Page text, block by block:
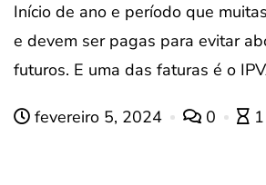
Início de ano e período que
e devem ser pagas para evitar
futuros. E uma das faturas é o
fevereiro 5, 2024 0